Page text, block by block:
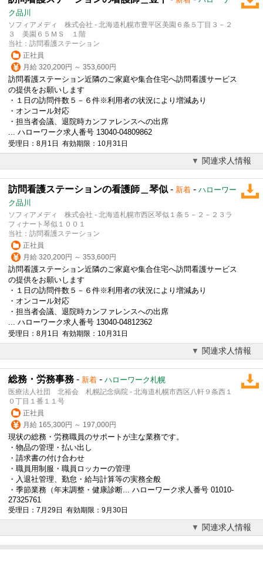
ク品川
ソフィアメディ 株式会社 - 北海道札幌市豊平区美園６条５丁目３－２
３ 美園６５ＭＳ １階
当社：訪問看護ステーション
正社員
月給 320,200円 ～ 353,600円
訪問看護ステーション近隣のご家庭や集合住宅へ訪問看護サービス
の提供をお願いします
・１日の訪問件数５－６件※利用者の状況により増減あり
・オンコール対応
・担当者会議、退院時カンファレンスへの出席
... ハローワーク求人番号 13040-04809862
受理日：8月1日 有効期限：10月31日
関連求人情報
訪問看護ステーションの看護師＿琴似 - 新着 - ハローワー
ク品川
ソフィアメディ 株式会社 - 北海道札幌市西区琴似１条５－２－２３ラ
フィナート琴似１００１
当社：訪問看護ステーション
正社員
月給 320,200円 ～ 353,600円
訪問看護ステーション近隣のご家庭や集合住宅へ訪問看護サービス
の提供をお願いします
・１日の訪問件数５－６件※利用者の状況により増減あり
・オンコール対応
・担当者会議、退院時カンファレンスへの出席
... ハローワーク求人番号 13040-04812362
受理日：8月1日 有効期限：10月31日
関連求人情報
総務・労務事務 - 新着 - ハローワーク札幌
医療法人社団 北裕会 札幌記念病院 - 北海道札幌市西区八軒９条西１
０丁目１番１１号
正社員
月給 165,300円 ～ 197,000円
現状の総務・労務職員のサポートが主な業務です。
・物品の管理・払い出し
・請求書の付け合わせ
・職員用制服・職員ロッカーの管理
・入退社管理、勤怠・給与計算等の実務全般
・季節業務（年末調整・健康診断... ハローワーク求人番号 01010-
27325761
受理日：7月29日 有効期限：9月30日
関連求人情報